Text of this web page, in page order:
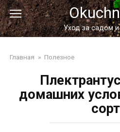
Перейти
к
контенту
Уход за садом
Главная » Полезное
домашних